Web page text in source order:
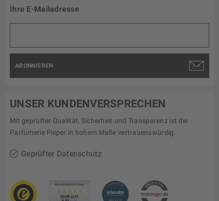
Ihre E-Mailadresse
ABONNIEREN
UNSER KUNDENVERSPRECHEN
Mit geprüfter Qualität, Sicherheit und Transparenz ist die
Parfümerie Pieper in hohem Maße vertrauenswürdig.
Geprüfter Datenschutz